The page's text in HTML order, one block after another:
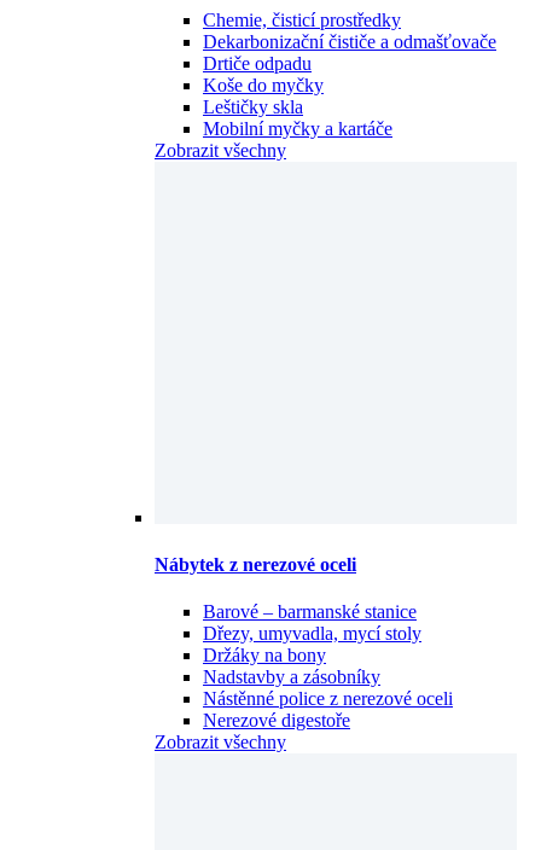
Drtiče odpadu
Koše do myčky
Leštičky skla
Mobilní myčky a kartáče
Zobrazit všechny
Barové – barmanské stanice
Držáky na bony
Nadstavby a zásobníky
Nástěnné police z nerezové oceli
Nerezové digestoře
Zobrazit všechny